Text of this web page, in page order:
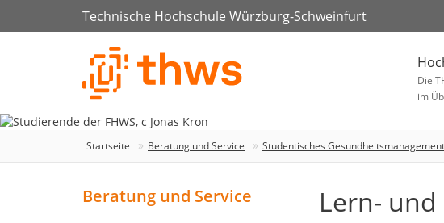
Technische Hochschule Würzburg-Schweinfurt
Die
im
Startseite Beratung und Service Studentisches Gesundheitsmanagement
Lern-
Beratung und Service